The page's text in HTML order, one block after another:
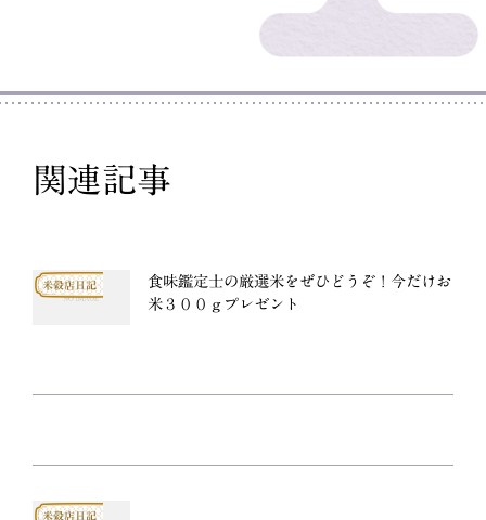
関連記事
米穀店日記
食味鑑定士の厳選米をぜひどうぞ！今だけお
米３００ｇプレゼント
米穀店日記